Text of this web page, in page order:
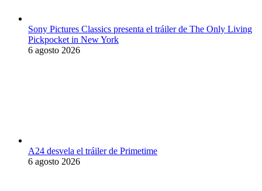
Sony Pictures Classics presenta el tráiler de The Only Living
Pickpocket in New York
6 agosto 2026
A24 desvela el tráiler de Primetime
6 agosto 2026